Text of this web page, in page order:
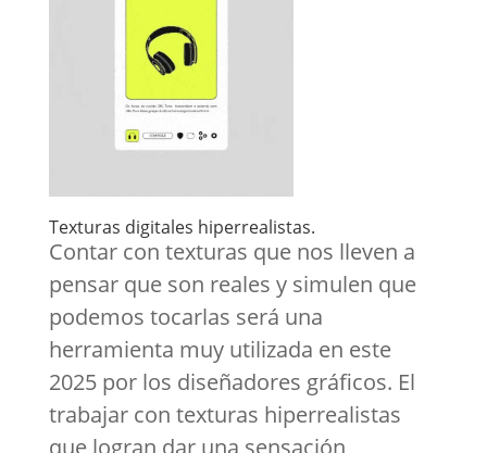
Texturas digitales hiperrealistas.
Contar con texturas que nos lleven a
pensar que son reales y simulen que
podemos tocarlas será una
herramienta muy utilizada en este
2025 por los diseñadores gráficos. El
trabajar con texturas hiperrealistas
que logran dar una sensación